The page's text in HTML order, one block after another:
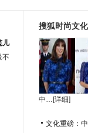
儿
不
搜狐时尚文
中…[详细]
文化重磅：